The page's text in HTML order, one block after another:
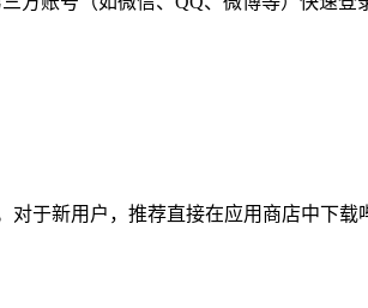
于新用户，推荐直接在应用商店中下载